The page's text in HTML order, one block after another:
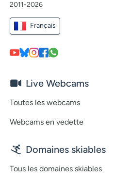
2011-2026
Français
Live Webcams
Toutes les webcams
Webcams en vedette
Domaines skiables
Tous les domaines skiables